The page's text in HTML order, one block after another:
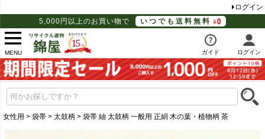
ログイン
5,000円以上のお買い物で
いつでも送料無料
MENU ガイド ログイン
女性用 袋帯 太鼓柄 袋帯 紬 太鼓柄 一般用 正絹 木の葉・植物柄 茶